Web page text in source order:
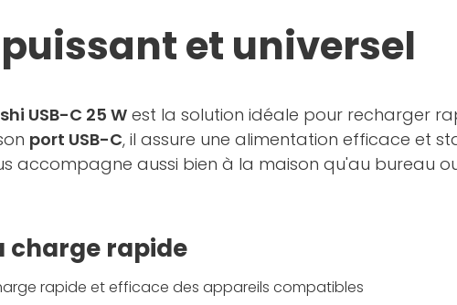
et universel
USB-C 25 W est la solution idéale pour recharger
port USB-C, il assure une alimentation efficace et
accompagne aussi bien à la maison qu'au bureau
charge rapide
rapide et efficace des appareils compatibles